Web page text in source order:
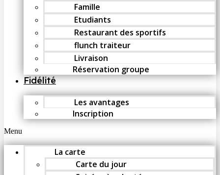
Famille
Etudiants
Restaurant des sportifs
flunch traiteur
Livraison
Réservation groupe
Fidélité
Les avantages
Inscription
Menu
La carte
Carte du jour